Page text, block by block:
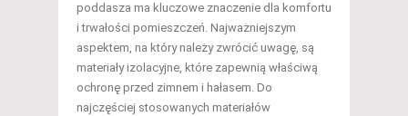
poddasza ma kluczowe znaczenie dla komfortu
i trwałości pomieszczeń. Najważniejszym
aspektem, na który należy zwrócić uwagę, są
materiały izolacyjne, które zapewnią właściwą
ochronę przed zimnem i hałasem. Do
najczęściej stosowanych materiałów